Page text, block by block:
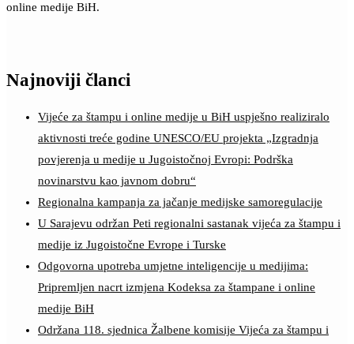
online medije BiH.
Najnoviji članci
Vijeće za štampu i online medije u BiH uspješno realiziralo
aktivnosti treće godine UNESCO/EU projekta „Izgradnja
povjerenja u medije u Jugoistočnoj Evropi: Podrška
novinarstvu kao javnom dobru“
Regionalna kampanja za jačanje medijske samoregulacije
U Sarajevu održan Peti regionalni sastanak vijeća za štampu i
medije iz Jugoistočne Evrope i Turske
Odgovorna upotreba umjetne inteligencije u medijima:
Pripremljen nacrt izmjena Kodeksa za štampane i online
medije BiH
Održana 118. sjednica Žalbene komisije Vijeća za štampu i